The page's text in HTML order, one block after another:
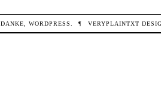
DANKE,WORDPRESS ¶ VERYPLAINTXT